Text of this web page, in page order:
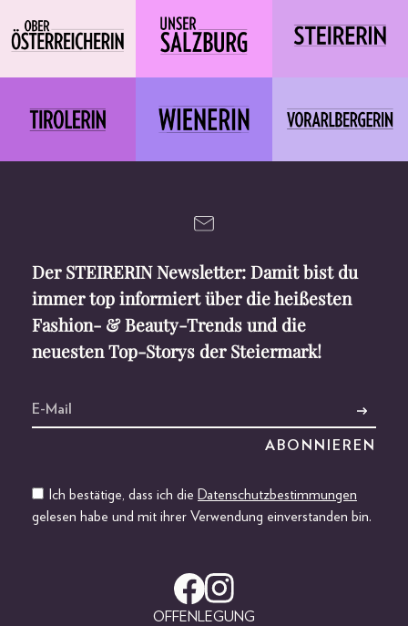
Der STEIRERIN Newsletter: Damit bist du
immer top informiert über die heißesten
Fashion- & Beauty-Trends und die
neuesten Top-Storys der Steiermark!
Ich bestätige, dass ich die Datenschutzbestimmungen
gelesen habe und mit ihrer Verwendung einverstanden bin.
OFFENLEGUNG